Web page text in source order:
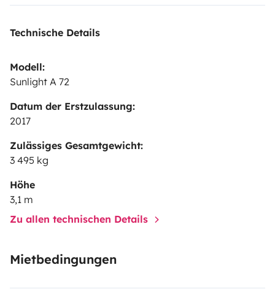
Technische Details
Modell:
Sunlight A 72
Datum der Erstzulassung:
2017
Zulässiges Gesamtgewicht:
3 495 kg
Höhe
3,1 m
Zu allen technischen Details
Mietbedingungen